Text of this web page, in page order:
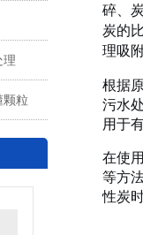
理
颗粒
碎、
炭的
理吸
根据
污水
用于
在使
等方
性炭